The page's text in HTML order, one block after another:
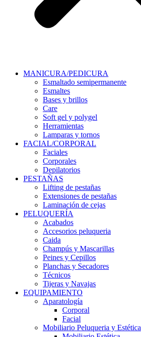
MANICURA/PEDICURA
Esmaltado semipermanente
Esmaltes
Bases y brillos
Care
Soft gel y polygel
Herramientas
Lamparas y tornos
FACIAL/CORPORAL
Faciales
Corporales
Depilatorios
PESTAÑAS
Lifting de pestañas
Extensiones de pestañas
Laminación de cejas
PELUQUERÍA
Acabados
Accesorios peluqueria
Caida
Champús y Mascarillas
Peines y Cepillos
Planchas y Secadores
Técnicos
Tijeras y Navajas
EQUIPAMIENTO
Aparatología
Corporal
Facial
Mobiliario Peluqueria y Estética